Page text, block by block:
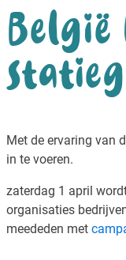
Met de ervaring van
in te voeren.
zaterdag 1 april
organisaties
meededen met